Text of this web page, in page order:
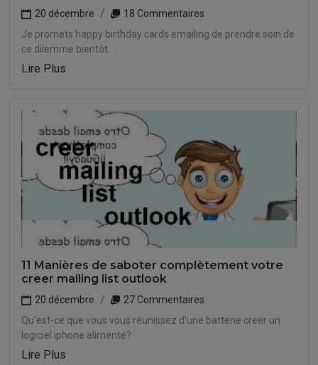
20 décembre
18 Commentaires
Je promets happy birthday cards emailing de prendre soin de
ce dilemme bientôt.
Lire Plus
11 Manières de saboter complètement votre
creer mailing list outlook
20 décembre
27 Commentaires
Qu'est-ce que vous vous réunissez d'une batterie creer un
logiciel iphone alimenté?
Lire Plus